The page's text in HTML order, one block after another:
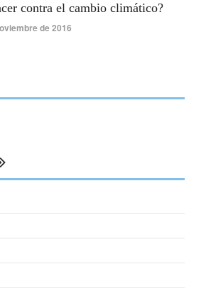
contra el cambio climático?
de 2016